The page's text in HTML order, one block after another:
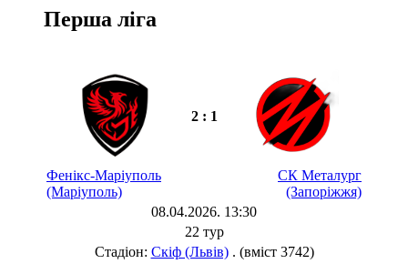
Перша ліга
2 : 1
Фенікс-Маріуполь
(Маріуполь)
СК Металург
(Запоріжжя)
08.04.2026. 13:30
22 тур
Стадіон: Скіф (Львів). (вміст 3742)